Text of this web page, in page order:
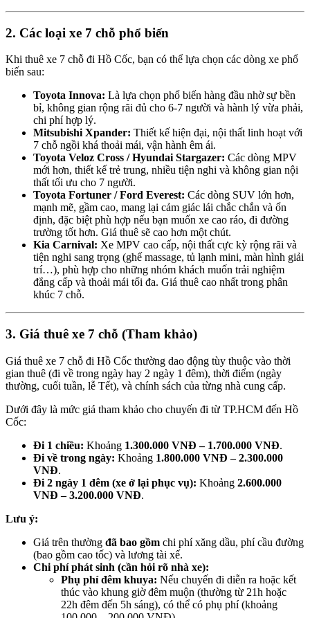
2. Các loại xe 7 chỗ phổ biến
Khi thuê xe 7 chỗ đi Hồ Cốc, bạn có thể lựa chọn các dòng xe phổ
biến sau:
Toyota Innova: Là lựa chọn phổ biến hàng đầu nhờ sự bền
bỉ, không gian rộng rãi đủ cho 6-7 người và hành lý vừa phải,
chi phí hợp lý.
Mitsubishi Xpander: Thiết kế hiện đại, nội thất linh hoạt với
7 chỗ ngồi khá thoải mái, vận hành êm ái.
Toyota Veloz Cross / Hyundai Stargazer: Các dòng MPV
mới hơn, thiết kế trẻ trung, nhiều tiện nghi và không gian nội
thất tối ưu cho 7 người.
Toyota Fortuner / Ford Everest: Các dòng SUV lớn hơn,
mạnh mẽ, gầm cao, mang lại cảm giác lái chắc chắn và ổn
định, đặc biệt phù hợp nếu bạn muốn xe cao ráo, đi đường
trường tốt hơn. Giá thuê sẽ cao hơn một chút.
Kia Carnival: Xe MPV cao cấp, nội thất cực kỳ rộng rãi và
tiện nghi sang trọng (ghế massage, tủ lạnh mini, màn hình giải
trí…), phù hợp cho những nhóm khách muốn trải nghiệm
đẳng cấp và thoải mái tối đa. Giá thuê cao nhất trong phân
khúc 7 chỗ.
3. Giá thuê xe 7 chỗ (Tham khảo)
Giá thuê xe 7 chỗ đi Hồ Cốc thường dao động tùy thuộc vào thời
gian thuê (đi về trong ngày hay 2 ngày 1 đêm), thời điểm (ngày
thường, cuối tuần, lễ Tết), và chính sách của từng nhà cung cấp.
Dưới đây là mức giá tham khảo cho chuyến đi từ TP.HCM đến Hồ
Cốc:
Đi 1 chiều: Khoảng 1.300.000 VNĐ – 1.700.000 VNĐ.
Đi về trong ngày: Khoảng 1.800.000 VNĐ – 2.300.000
VNĐ.
Đi 2 ngày 1 đêm (xe ở lại phục vụ): Khoảng 2.600.000
VNĐ – 3.200.000 VNĐ.
Lưu ý:
Giá trên thường đã bao gồm chi phí xăng dầu, phí cầu đường
(bao gồm cao tốc) và lương tài xế.
Chi phí phát sinh (cần hỏi rõ nhà xe):
Phụ phí đêm khuya: Nếu chuyến đi diễn ra hoặc kết
thúc vào khung giờ đêm muộn (thường từ 21h hoặc
22h đêm đến 5h sáng), có thể có phụ phí (khoảng